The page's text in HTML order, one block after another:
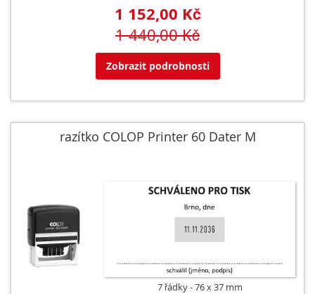
1 152,00 Kč
1 440,00 Kč
Zobrazit podrobnosti
razítko COLOP Printer 60 Dater M
7 řádky 76 x 37 mm